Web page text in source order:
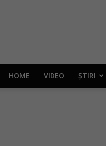
HOME VIDEO ȘTIRI